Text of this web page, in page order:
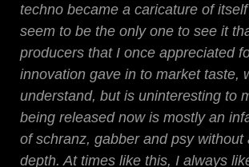
techno became a caricature of itself
seem to be the only one to see it
producers that I once appreciated
innovation gave in to market taste,
understand, but is uninteresting to
being released now is mostly an
of schranz, gabber and psy without
depth. At times like this, I always